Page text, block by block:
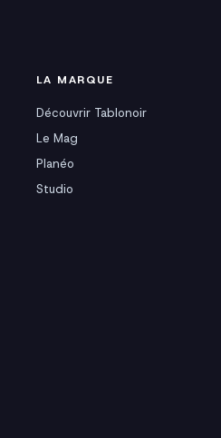
LA MARQUE
Découvrir Tablonoir
Le Mag
Planéo
Studio